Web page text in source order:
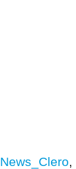
News_Clero